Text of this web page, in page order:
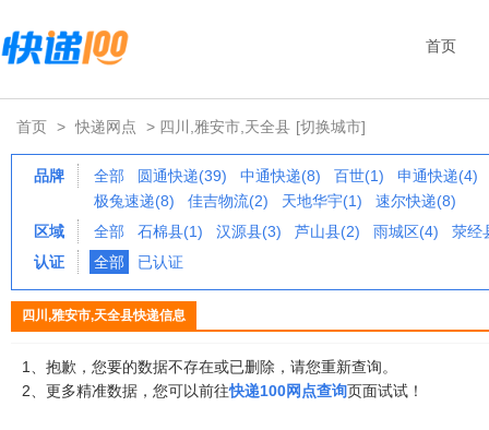
首页
首页 > 快递网点 > 四川,雅安市,天全县 [切换城市]
品牌 全部 圆通快递(39) 中通快递(8) 百世(1)
申通快递(4)
极兔速递(8)
佳吉物流(2) 天地华宇(1)
速尔快递(8)
区域
全部 石棉县(1) 汉源县(3) 芦山县(2) 雨城区(4)
荥经
认证
全部 已认证
四川,雅安市,天全县快递信息
1、抱歉，您要的数据不存在或已删除，请您重新查询。
2、更多精准数据，您可以前往快递100网点查询页面试试！